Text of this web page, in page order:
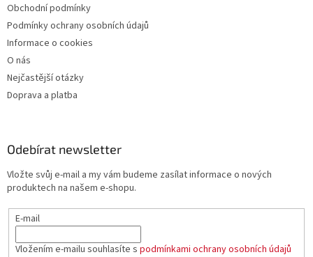
Obchodní podmínky
Podmínky ochrany osobních údajů
Informace o cookies
O nás
Nejčastější otázky
Doprava a platba
Odebírat newsletter
Vložte svůj e-mail a my vám budeme zasílat informace o nových
produktech na našem e-shopu.
E-mail
Vložením e-mailu souhlasíte s podmínkami ochrany osobních údajů